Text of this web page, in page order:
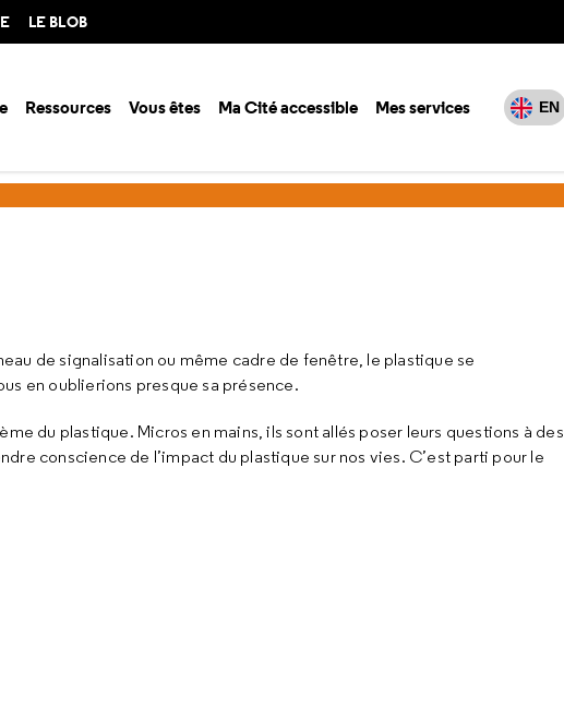
LE BLOB
Ressources Vous êtes Ma Cité accessible Mes services EN
de signalisation ou même cadre de fenêtre, le plastique se
en oublierions presque sa présence.
du plastique. Micros en mains, ils sont allés poser leurs questions à des
conscience de l’impact du plastique sur nos vies. C’est parti pour le